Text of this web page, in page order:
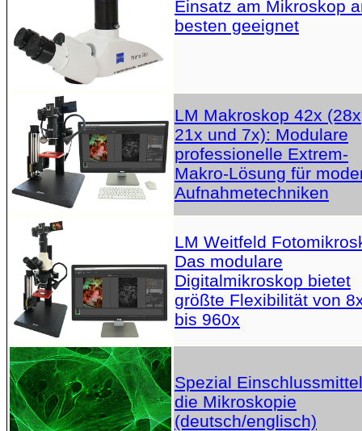
Einsatz am Mikroskop
besten geeignet
LM Makroskop 42x
21x und 7x): Modulare
professionelle Extrem-
Makro-Lösung für
Aufnahmetechniken
LM Weitfeld
Das modulare
Digitalmikroskop bietet
größte Flexibilität von
bis 960x
Spezial
die Mikroskopie
(deutsch/englisch)